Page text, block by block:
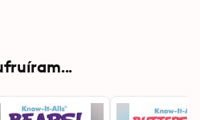
Volcanoes, Lizards, Kittens